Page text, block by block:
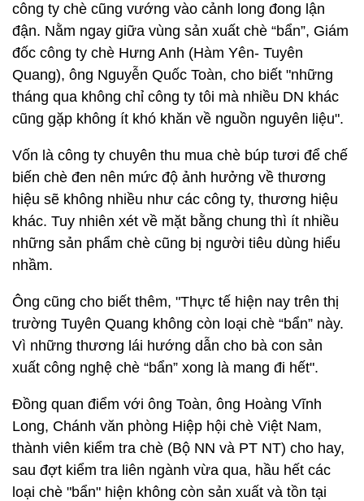
công ty chè cũng vướng vào cảnh long đong lận
đận. Nằm ngay giữa vùng sản xuất chè “bẩn”, Giám
đốc công ty chè Hưng Anh (Hàm Yên- Tuyên
Quang), ông Nguyễn Quốc Toàn, cho biết "những
tháng qua không chỉ công ty tôi mà nhiều DN khác
cũng gặp không ít khó khăn về nguồn nguyên liệu".
Vốn là công ty chuyên thu mua chè búp tươi để chế
biến chè đen nên mức độ ảnh hưởng về thương
hiệu sẽ không nhiều như các công ty, thương hiệu
khác. Tuy nhiên xét về mặt bằng chung thì ít nhiều
những sản phẩm chè cũng bị người tiêu dùng hiểu
nhầm.
Ông cũng cho biết thêm, "Thực tế hiện nay trên thị
trường Tuyên Quang không còn loại chè “bẩn” này.
Vì những thương lái hướng dẫn cho bà con sản
xuất công nghệ chè “bẩn” xong là mang đi hết".
Đồng quan điểm với ông Toàn, ông Hoàng Vĩnh
Long, Chánh văn phòng Hiệp hội chè Việt Nam,
thành viên kiểm tra chè (Bộ NN và PT NT) cho hay,
sau đợt kiểm tra liên ngành vừa qua, hầu hết các
loại chè "bẩn" hiện không còn sản xuất và tồn tại